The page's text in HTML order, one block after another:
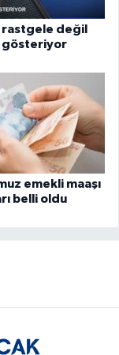
rastgele değil
gösteriyor
emekli maaşı
belli oldu